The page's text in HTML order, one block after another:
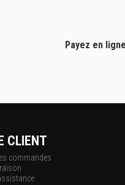
Payez en
CLIENT
commandes